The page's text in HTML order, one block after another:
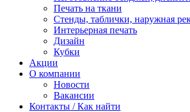
Печать на ткани
Стенды, таблички, наружная
Интерьерная печать
Дизайн
Кубки
Акции
О компании
Новости
Вакансии
Контакты / Как найти